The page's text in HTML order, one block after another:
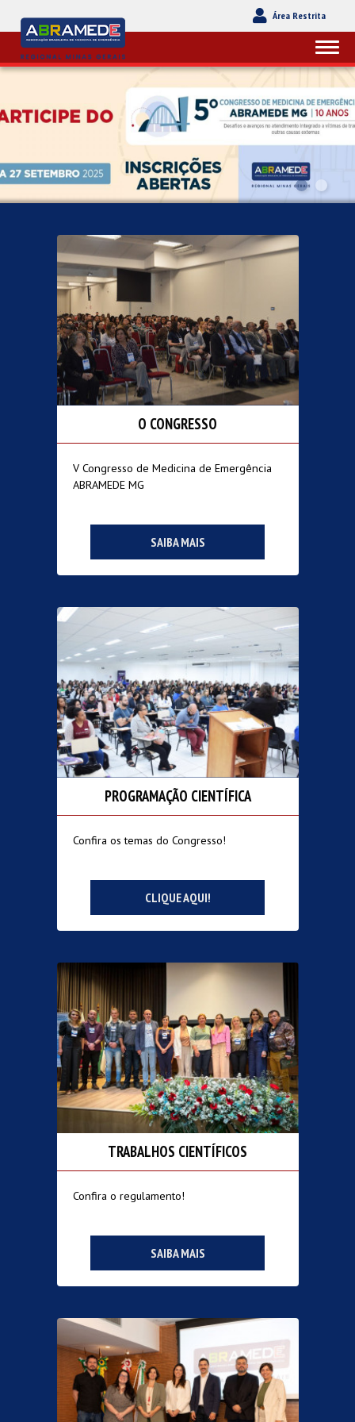
Área Restrita
O CONGRESSO
V Congresso de Medicina de Emergência
ABRAMEDE MG
SAIBA MAIS
PROGRAMAÇÃO CIENTÍFICA
Confira os temas do Congresso!
CLIQUE AQUI!
TRABALHOS CIENTÍFICOS
Confira o regulamento!
SAIBA MAIS